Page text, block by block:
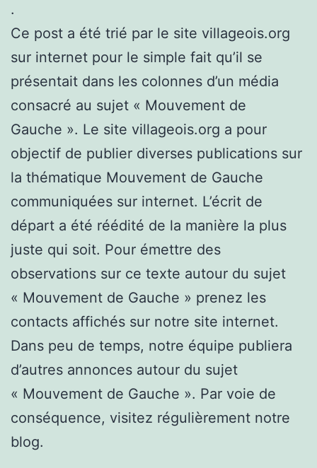
.
Ce post a été trié par le site villageois.org
sur internet pour le simple fait qu’il se
présentait dans les colonnes d’un média
consacré au sujet « Mouvement de
Gauche ». Le site villageois.org a pour
objectif de publier diverses publications sur
la thématique Mouvement de Gauche
communiquées sur internet. L’écrit de
départ a été réédité de la manière la plus
juste qui soit. Pour émettre des
observations sur ce texte autour du sujet
« Mouvement de Gauche » prenez les
contacts affichés sur notre site internet.
Dans peu de temps, notre équipe publiera
d’autres annonces autour du sujet
« Mouvement de Gauche ». Par voie de
conséquence, visitez régulièrement notre
blog.